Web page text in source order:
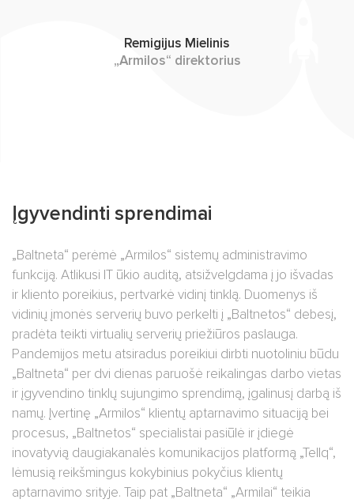
Remigijus Mielinis
„Armilos“ direktorius
Įgyvendinti sprendimai
„Baltneta“ perėmė „Armilos“ sistemų administravimo
funkciją. Atlikusi IT ūkio auditą, atsižvelgdama į jo išvadas
ir kliento poreikius, pertvarkė vidinį tinklą. Duomenys iš
vidinių įmonės serverių buvo perkelti į „Baltnetos“ debesį,
pradėta teikti virtualių serverių priežiūros paslauga.
Pandemijos metu atsiradus poreikiui dirbti nuotoliniu būdu
„Baltneta“ per dvi dienas paruošė reikalingas darbo vietas
ir įgyvendino tinklų sujungimo sprendimą, įgalinusį darbą iš
namų. Įvertinę „Armilos“ klientų aptarnavimo situaciją bei
procesus, „Baltnetos“ specialistai pasiūlė ir įdiegė
inovatyvią daugiakanalės komunikacijos platformą „Tellq“,
lėmusią reikšmingus kokybinius pokyčius klientų
aptarnavimo srityje. Taip pat „Baltneta“ „Armilai“ teikia